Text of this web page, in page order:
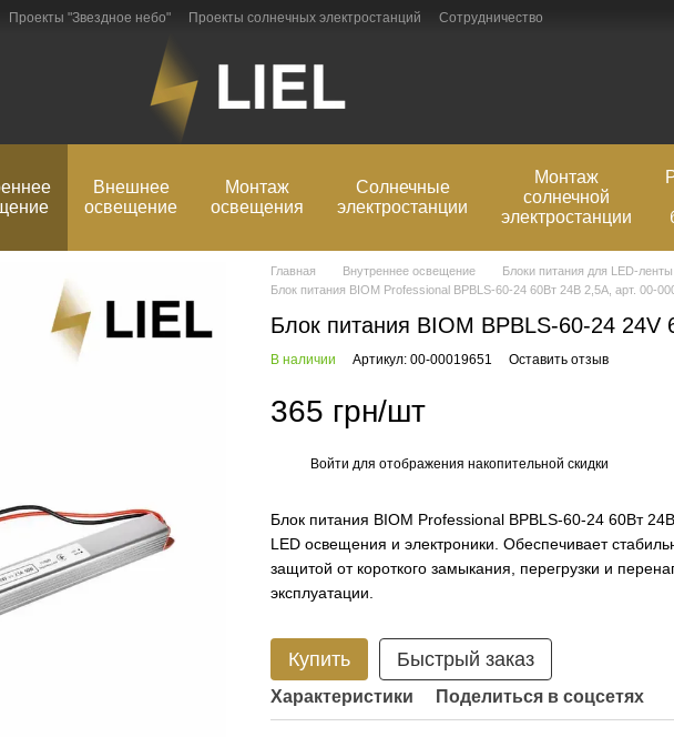
Проекты "Звездное небо" Проекты солнечных электростанций
Сотрудничество
Внешнее
освещение
Монтаж
освещения
Солнечные
электростанции
Монтаж
солнечной
электростанции
Главная Внутреннее освещение
Блоки питания для LED-ленты
Блок питания BIOM Professional BPBLS-60-24 60Вт 24В 2,5А, арт. 00-
Блок питания BIOM BPBLS-60-24 24V
В наличии Артикул: 00-00019651 Оставить отзыв
365 грн/шт
Войти для отображения накопительной скидки
Блок питания BIOM Professional BPBLS-60-24 60Вт
LED освещения и электроники. Обеспечивает
защитой от короткого замыкания, перегрузки и
эксплуатации.
Купить Быстрый заказ
Характеристики Поделиться в соцсетях